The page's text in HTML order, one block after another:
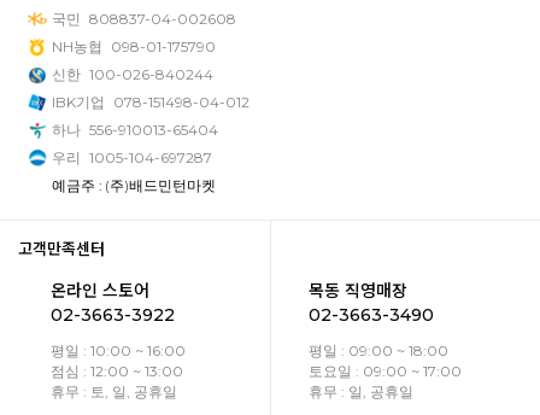
국민 808837-04-002608
NH농협
098-01-175790
신한 100-026-840244
IBK기업
078-151498-04-012
하나 556-910013-65404
우리 1005-104-697287
예금주 : (주)배드민턴마켓
고객만족센터
온라인 스토어
02-3663-3922
평일 : 10:00 ~ 16:00
점심 : 12:00 ~ 13:00
휴무 : 토, 일, 공휴일
목동 직영매장
02-3663-3490
평일 : 09:00 ~ 18:00
토요일 : 09:00 ~ 17:00
휴무 : 일, 공휴일